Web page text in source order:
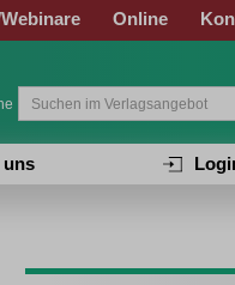
Online
uns